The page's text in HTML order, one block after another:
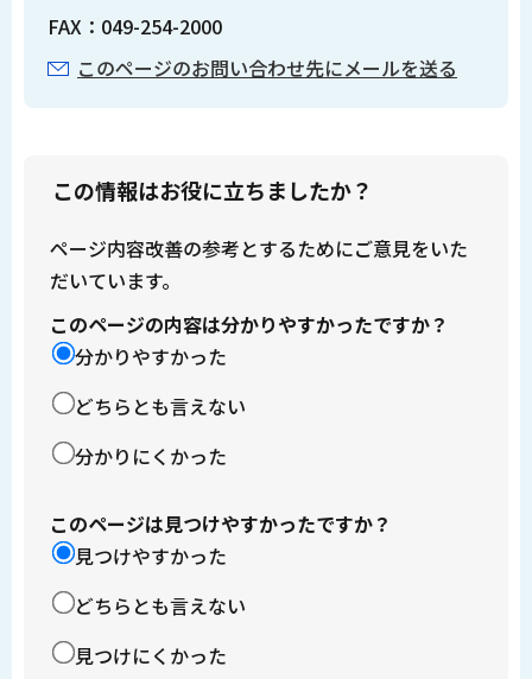
FAX：049-254-2000
このページのお問い合わせ先にメールを送る
この情報はお役に立ちましたか？
ページ内容改善の参考とするためにご意見をいた
だいています。
このページの内容は分かりやすかったですか？
分かりやすかった
どちらとも言えない
分かりにくかった
このページは見つけやすかったですか？
見つけやすかった
どちらとも言えない
見つけにくかった